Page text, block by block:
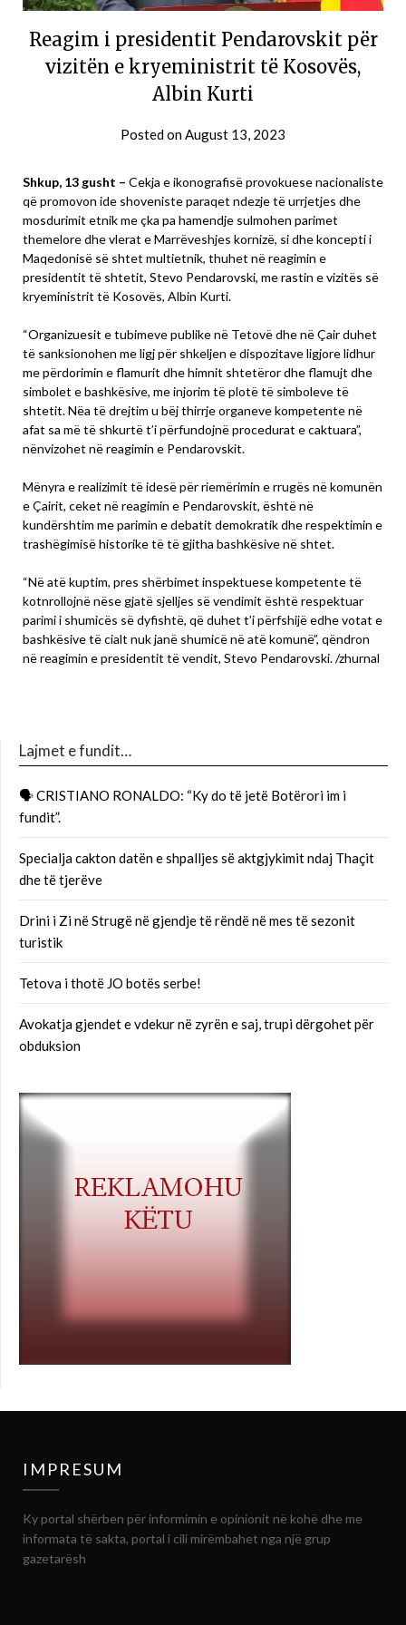
Reagim i presidentit Pendarovskit për
vizitën e kryeministrit të Kosovës,
Albin Kurti
Posted onAugust 13, 2023
Shkup, 13 gusht – Cekja e ikonografisë provokuese nacionaliste
që promovon ide shoveniste paraqet ndezje të urrjetjes dhe
mosdurimit etnik me çka pa hamendje sulmohen parimet
themelore dhe vlerat e Marrëveshjes kornizë, si dhe koncepti i
Maqedonisë së shtet multietnik, thuhet në reagimin e
presidentit të shtetit, Stevo Pendarovski, me rastin e vizitës së
kryeministrit të Kosovës, Albin Kurti.
“Organizuesit e tubimeve publike në Tetovë dhe në Çair duhet
të sanksionohen me ligj për shkeljen e dispozitave ligjore lidhur
me përdorimin e flamurit dhe himnit shtetëror dhe flamujt dhe
simbolet e bashkësive, me injorim të plotë të simboleve të
shtetit. Nëa të drejtim u bëj thirrje organeve kompetente në
afat sa më të shkurtë t’i përfundojnë procedurat e caktuara”,
nënvizohet në reagimin e Pendarovskit.
Mënyra e realizimit të idesë për riemërimin e rrugës në komunën
e Çairit, ceket në reagimin e Pendarovskit, është në
kundërshtim me parimin e debatit demokratik dhe respektimin e
trashëgimisë historike të të gjitha bashkësive në shtet.
“Në atë kuptim, pres shërbimet inspektuese kompetente të
kotnrollojnë nëse gjatë sjelljes së vendimit është respektuar
parimi i shumicës së dyfishtë, që duhet t’i përfshijë edhe votat e
bashkësive të cialt nuk janë shumicë në atë komunë”, qëndron
në reagimin e presidentit të vendit, Stevo Pendarovski. /zhurnal
Lajmet e fundit…
🗣 CRISTIANO RONALDO: “Ky do të jetë Botërori im i
fundit”.
Specialja cakton datën e shpalljes së aktgjykimit ndaj Thaçit
dhe të tjerëve
Drini i Zi në Strugë në gjendje të rëndë në mes të sezonit
turistik
Tetova i thotë JO botës serbe!
Avokatja gjendet e vdekur në zyrën e saj, trupi dërgohet për
obduksion
IMPRESUM
Ky portal shërben për informimin e opinionit në kohë dhe me
informata të sakta, portal i cili mirëmbahet nga një grup
gazetarësh